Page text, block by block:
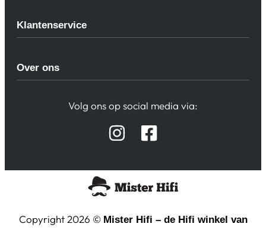
Klantenservice
Privacy beleid
Afspraak Demoruimte
Over ons
Hifi winkel Raamsdonksveer
Volg ons op social media via:
Copyright 2026 © Mister Hifi – de Hifi winkel van